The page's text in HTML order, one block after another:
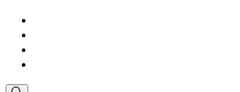
Skip
content
(Press